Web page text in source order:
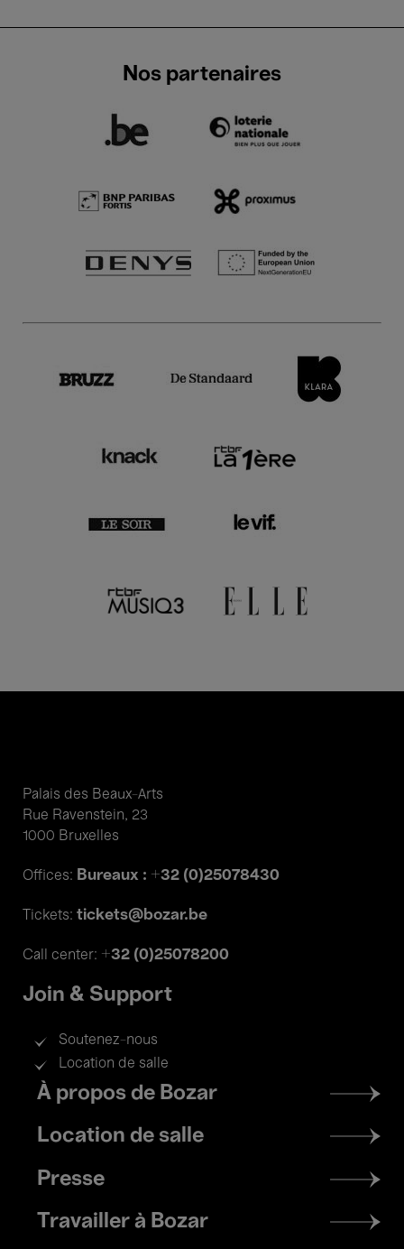
Nos partenaires
Palais des Beaux-Arts
Rue Ravenstein, 23
1000 Bruxelles
Offices: Bureaux : +32 (0)25078430
Tickets: tickets@bozar.be
Call center: +32 (0)25078200
Join & Support
Soutenez-nous
Location de salle
Footer
menu
À propos de Bozar
Location de salle
Presse
Travailler à Bozar